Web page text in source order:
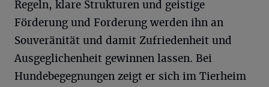
Regeln, klare Strukturen und geistige
Förderung und Forderung werden ihn an
Souveränität und damit Zufriedenheit und
Ausgeglichenheit gewinnen lassen. Bei
Hundebegegnungen zeigt er sich im Tierheim